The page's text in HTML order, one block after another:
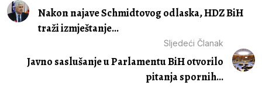
Nakon najave Schmidtovog odlaska, HDZ BiH
traži izmještanje...
Sljedeći Članak
Javno saslušanje u Parlamentu BiH otvorilo
pitanja spornih...